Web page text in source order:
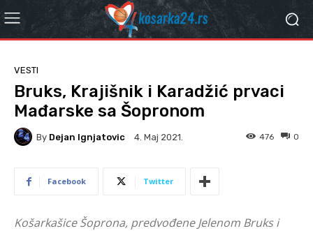
VESTI
Bruks, Krajišnik i Karadžić prvaci
Mađarske sa Šopronom
By Dejan Ignjatovic 4. Мај 2021. 0
476
Facebook Twitter
Košarkašice Šoprona, predvođene Jelenom Bruks i